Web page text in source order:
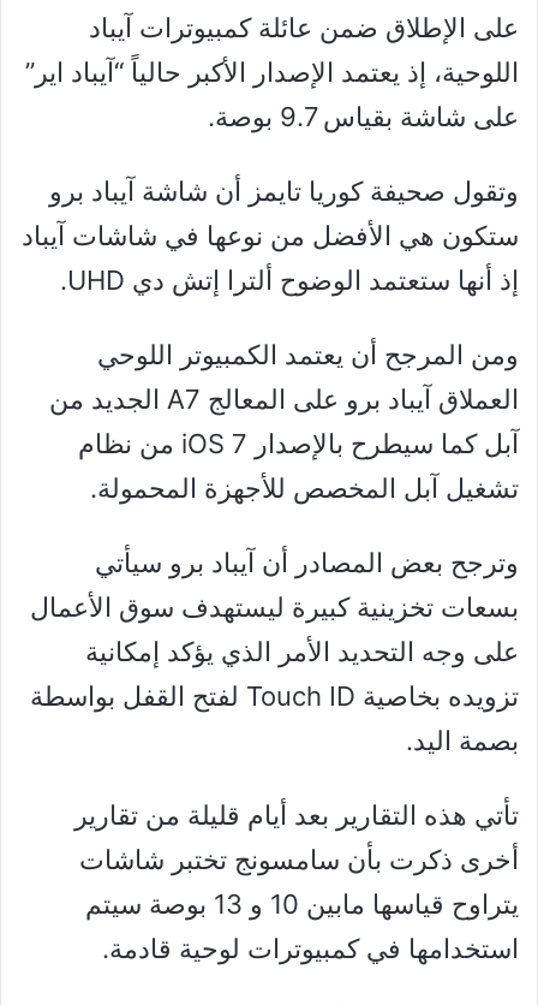
على الإطلاق ضمن عائلة كمبيوترات آيباد
اللوحية، إذ يعتمد الإصدار الأكبر حالياً “آيباد اير”
على شاشة بقياس 9.7 بوصة.
وتقول صحيفة كوريا تايمز أن شاشة آيباد برو
ستكون هي الأفضل من نوعها في شاشات آيباد
إذ أنها ستعتمد الوضوح ألترا إتش دي UHD.
ومن المرجح أن يعتمد الكمبيوتر اللوحي
العملاق آيباد برو على المعالج A7 الجديد من
آبل كما سيطرح بالإصدار iOS 7 من نظام
تشغيل آبل المخصص للأجهزة المحمولة.
وترجح بعض المصادر أن آيباد برو سيأتي
بسعات تخزينية كبيرة ليستهدف سوق الأعمال
على وجه التحديد الأمر الذي يؤكد إمكانية
تزويده بخاصية Touch ID لفتح القفل بواسطة
بصمة اليد.
تأتي هذه التقارير بعد أيام قليلة من تقارير
أخرى ذكرت بأن سامسونج تختبر شاشات
يتراوح قياسها مابين 10 و 13 بوصة سيتم
استخدامها في كمبيوترات لوحية قادمة.